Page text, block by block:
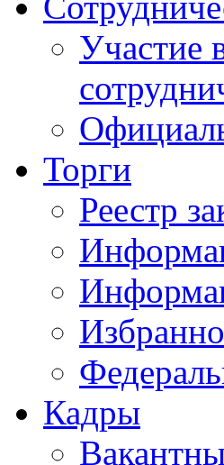
Участие
Торги
Реестр
Кадры